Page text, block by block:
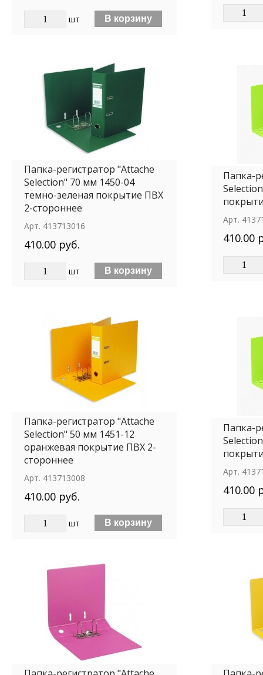
шт
Папка-регистратор "Attache
Selection" 70 мм 1450-04
темно-зеленая покрытие ПВХ
2-стороннее
Арт. 413713016
410.00 руб.
шт
Папка-
Арт.
410.00
Папка-регистратор "Attache
Selection" 50 мм 1451-12
оранжевая покрытие ПВХ 2-
стороннее
Арт. 413713008
410.00 руб.
шт
Папка-
Арт.
410.00